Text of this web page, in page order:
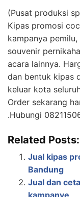
(Pusat produksi
Kipas promosi
kampanya
souvenir
acara lainnya.
dan bentuk kipas
keluar kota
Order sekarang
.Hubungi
Related Posts:
Jual kipas
Bandung
Jual dan
kampanye